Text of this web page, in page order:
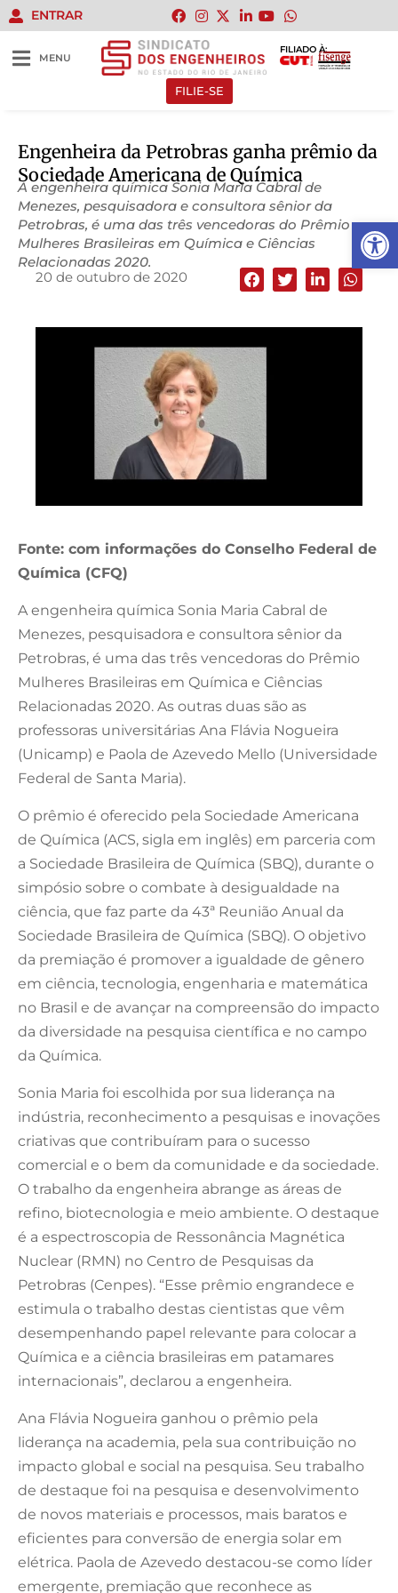
Abrir
ENTRAR
MENU
FILIADO À:
FILIE-SE
Engenheira da Petrobras ganha prêmio da
Sociedade Americana de Química
A engenheira química Sonia Maria Cabral de
Menezes, pesquisadora e consultora sênior da
Petrobras, é uma das três vencedoras do Prêmio
Mulheres Brasileiras em Química e Ciências
Relacionadas 2020.
20 de outubro de 2020
Fonte: com informações do Conselho Federal de
Química (CFQ)
A engenheira química Sonia Maria Cabral de
Menezes, pesquisadora e consultora sênior da
Petrobras, é uma das três vencedoras do Prêmio
Mulheres Brasileiras em Química e Ciências
Relacionadas 2020. As outras duas são as
professoras universitárias Ana Flávia Nogueira
(Unicamp) e Paola de Azevedo Mello (Universidade
Federal de Santa Maria).
O prêmio é oferecido pela Sociedade Americana
de Química (ACS, sigla em inglês) em parceria com
a Sociedade Brasileira de Química (SBQ), durante o
simpósio sobre o combate à desigualdade na
ciência, que faz parte da 43ª Reunião Anual da
Sociedade Brasileira de Química (SBQ). O objetivo
da premiação é promover a igualdade de gênero
em ciência, tecnologia, engenharia e matemática
no Brasil e de avançar na compreensão do impacto
da diversidade na pesquisa científica e no campo
da Química.
Sonia Maria foi escolhida por sua liderança na
indústria, reconhecimento a pesquisas e inovações
criativas que contribuíram para o sucesso
comercial e o bem da comunidade e da sociedade.
O trabalho da engenheira abrange as áreas de
refino, biotecnologia e meio ambiente. O destaque
é a espectroscopia de Ressonância Magnética
Nuclear (RMN) no Centro de Pesquisas da
Petrobras (Cenpes). “Esse prêmio engrandece e
estimula o trabalho destas cientistas que vêm
desempenhando papel relevante para colocar a
Química e a ciência brasileiras em patamares
internacionais”, declarou a engenheira.
Ana Flávia Nogueira ganhou o prêmio pela
liderança na academia, pela sua contribuição no
impacto global e social na pesquisa. Seu trabalho
de destaque foi na pesquisa e desenvolvimento
de novos materiais e processos, mais baratos e
eficientes para conversão de energia solar em
elétrica. Paola de Azevedo destacou-se como líder
emergente, premiação que reconhece as